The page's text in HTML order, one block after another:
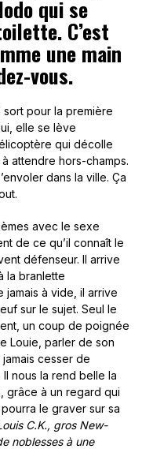
qui se
C’est
une main
vous.
pour la première
elle se lève
qui décolle
attendre hors-champs.
dans la ville. Ça
avec le sexe
de ce qu’il connaît le
défenseur. Il arrive
la branlette
jamais à vide, il arrive
sur le sujet. Seul le
un coup de poignée
Louie, parler de son
cesser de
nous la rend belle la
grâce à un regard qui
le graver sur sa
C.K., gros New-
noblesses à une